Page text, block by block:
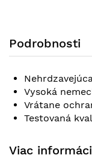
Podrobnosti
Vysoká
Vrátane
Testovaná
Viac